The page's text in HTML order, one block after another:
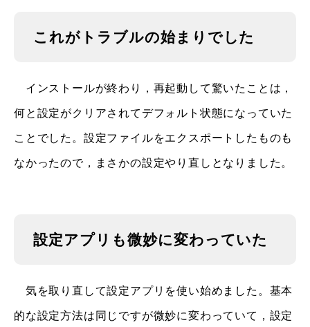
これがトラブルの始まりでした
インストールが終わり，再起動して驚いたことは，
何と設定がクリアされてデフォルト状態になっていた
ことでした。設定ファイルをエクスポートしたものも
なかったので，まさかの設定やり直しとなりました。
設定アプリも微妙に変わっていた
気を取り直して設定アプリを使い始めました。基本
的な設定方法は同じですが微妙に変わっていて，設定